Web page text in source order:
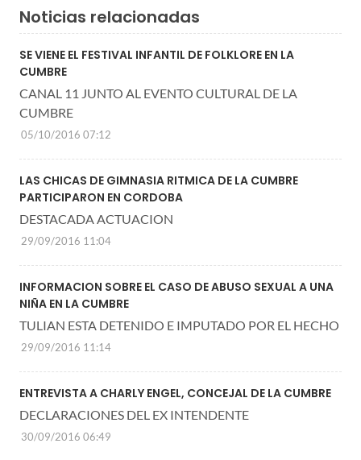
Noticias relacionadas
SE VIENE EL FESTIVAL INFANTIL DE FOLKLORE EN LA
CUMBRE
CANAL 11 JUNTO AL EVENTO CULTURAL DE LA
CUMBRE
05/10/2016 07:12
LAS CHICAS DE GIMNASIA RITMICA DE LA CUMBRE
PARTICIPARON EN CORDOBA
DESTACADA ACTUACION
29/09/2016 11:04
INFORMACION SOBRE EL CASO DE ABUSO SEXUAL A UNA
NIÑA EN LA CUMBRE
TULIAN ESTA DETENIDO E IMPUTADO POR EL HECHO
29/09/2016 11:14
ENTREVISTA A CHARLY ENGEL, CONCEJAL DE LA CUMBRE
DECLARACIONES DEL EX INTENDENTE
30/09/2016 06:49